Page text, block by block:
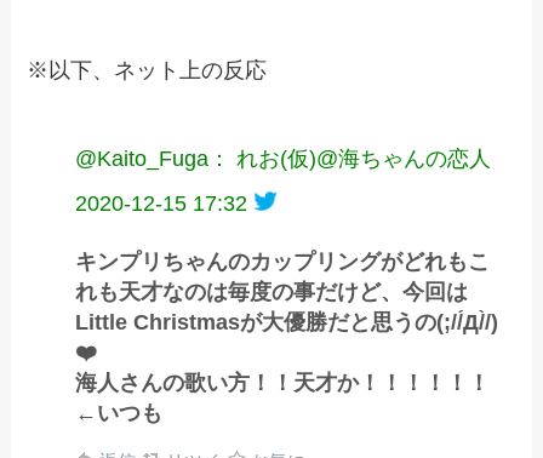
※以下、ネット上の反応
@Kaito_Fuga： れお(仮)@海ちゃんの恋人
2020-12-15 17:32
キンプリちゃんのカップリングがどれもこ
れも天才なのは毎度の事だけど、今回は
Little Christmasが大優勝だと思うの(;//́Д/̀/)
❤️
海人さんの歌い方！！天才か！！！！！！
←いつも